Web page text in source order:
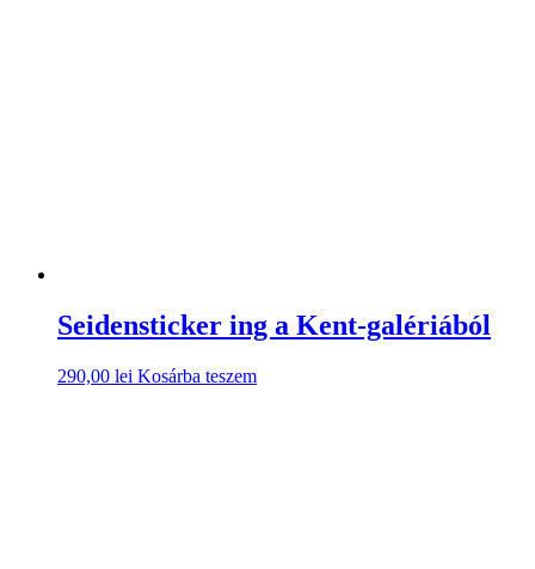
Seidensticker ing a Kent-galériából
290,00 lei Kosárba teszem